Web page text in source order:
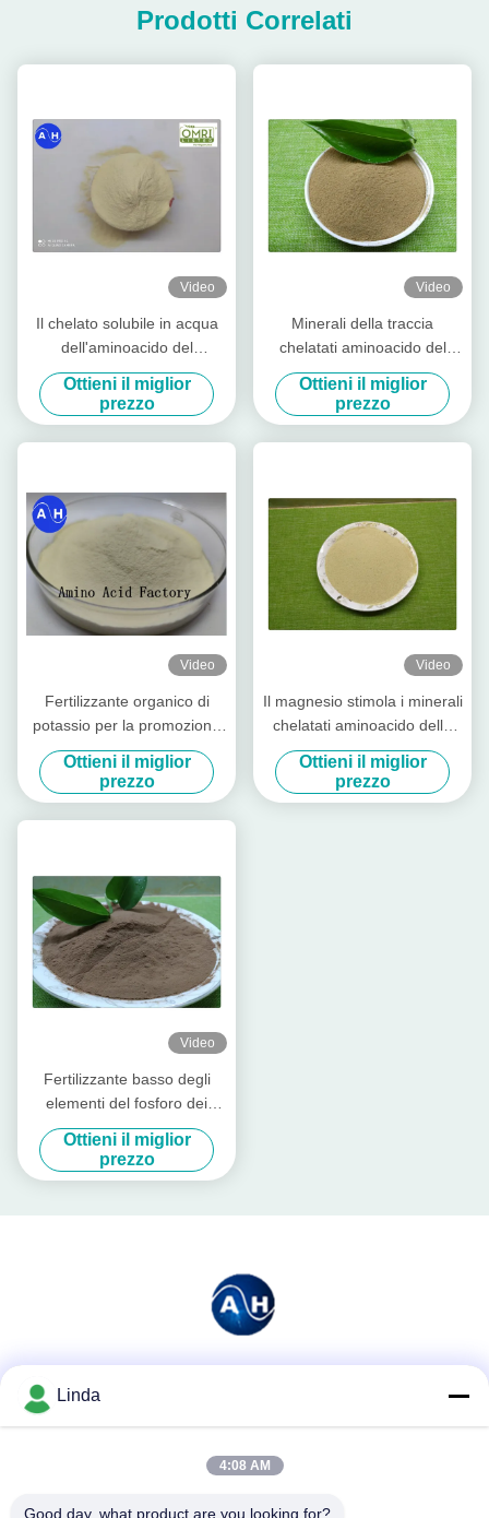
Prodotti Correlati
Video
Il chelato solubile in acqua
dell'aminoacido del
magnesio dello zinco del
boro spolverizza liberamente
Ottieni il miglior
prezzo
Video
Minerali della traccia
chelatati aminoacido del
potassio di 40% per la
piantatura della banana
Ottieni il miglior
prezzo
Video
Fertilizzante organico di
potassio per la promozione
della colorazione della frutta
Ottieni il miglior
prezzo
Video
Il magnesio stimola i minerali
chelatati aminoacido della
crescita di pianta per
fertilizzante organico fogliare
Ottieni il miglior
prezzo
Video
Fertilizzante basso degli
elementi del fosforo dei
minerali chelatato
aminoacido solubile della
polvere
Ottieni il miglior
prezzo
Linda
4:08 AM
Good day, what product are you looking for?